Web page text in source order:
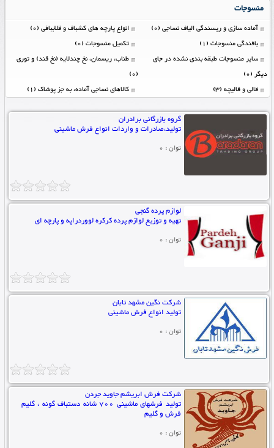
منسوجات
آماده سازی و ریسندگی الیاف نساجی (0)
انواع پارچه های کشباف و قلاببافی (0)
بافندگی منسوجات (1)
تکمیل منسوجات (0)
سایر منسوجات طبقه بندی نشده در جای
دیگر (0)
طناب، ریسمان، نخ چندلایه (نخ قند) و توری
(0)
قالی و قالیچه (3)
کالاهای نساجی آماده، به جز پوشاک (1)
گروه بازرگانی برادران
تولید،صادرات و واردات انواع فرش ماشینی
توان : 0
لوازم پرده گنجی
تهیه و توزیع لوازم پرده کرکره لووردراپه و پارچه ای
توان : 0
شرکت نگین مشهد تابان
تولید انواع فرش ماشینی
توان : 0
شرکت فرش ابریشم جاوید جردن
تولید فرشهای ماشینی 700 شانه دستباف گونه ، گلیم
فرش و گلیم
توان : 0